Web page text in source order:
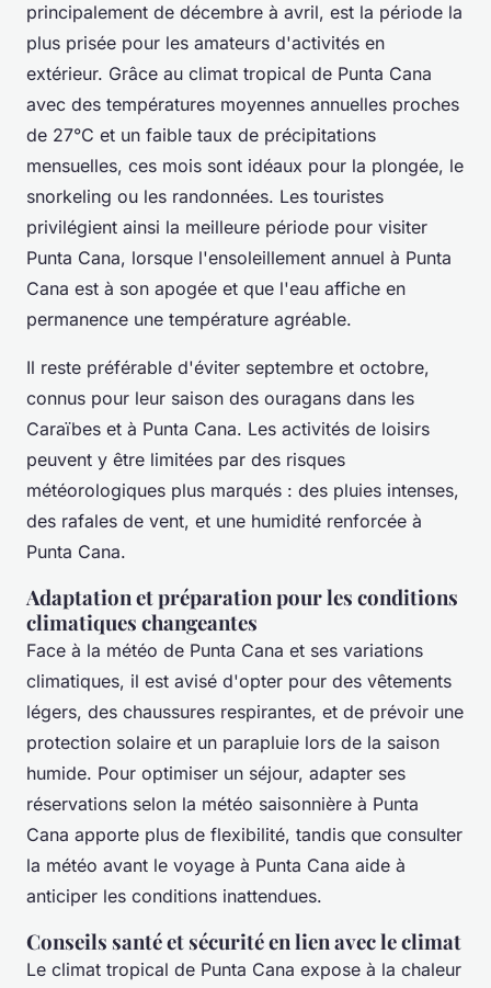
principalement de décembre à avril, est la période la
plus prisée pour les amateurs d'activités en
extérieur. Grâce au climat tropical de Punta Cana
avec des températures moyennes annuelles proches
de 27°C et un faible taux de précipitations
mensuelles, ces mois sont idéaux pour la plongée, le
snorkeling ou les randonnées. Les touristes
privilégient ainsi la meilleure période pour visiter
Punta Cana, lorsque l'ensoleillement annuel à Punta
Cana est à son apogée et que l'eau affiche en
permanence une température agréable.
Il reste préférable d'éviter septembre et octobre,
connus pour leur saison des ouragans dans les
Caraïbes et à Punta Cana. Les activités de loisirs
peuvent y être limitées par des risques
météorologiques plus marqués : des pluies intenses,
des rafales de vent, et une humidité renforcée à
Punta Cana.
Adaptation et préparation pour les conditions
climatiques changeantes
Face à la météo de Punta Cana et ses variations
climatiques, il est avisé d'opter pour des vêtements
légers, des chaussures respirantes, et de prévoir une
protection solaire et un parapluie lors de la saison
humide. Pour optimiser un séjour, adapter ses
réservations selon la météo saisonnière à Punta
Cana apporte plus de flexibilité, tandis que consulter
la météo avant le voyage à Punta Cana aide à
anticiper les conditions inattendues.
Conseils santé et sécurité en lien avec le climat
Le climat tropical de Punta Cana expose à la chaleur